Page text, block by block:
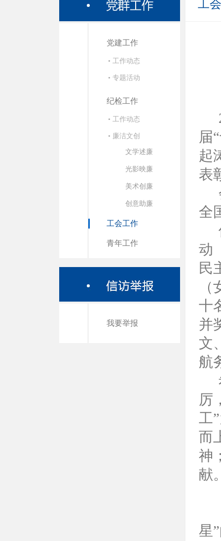
党建工作
• 工作动态
• 专题活动
纪检工作
• 工作动态
• 廉洁文创
文学述廉
光影映廉
美术创廉
创意助廉
工会工作
青年工作
我要举报
工
届“
起
表
全
动
民
十
并
文
航
厉
工”
而
神
献
星”